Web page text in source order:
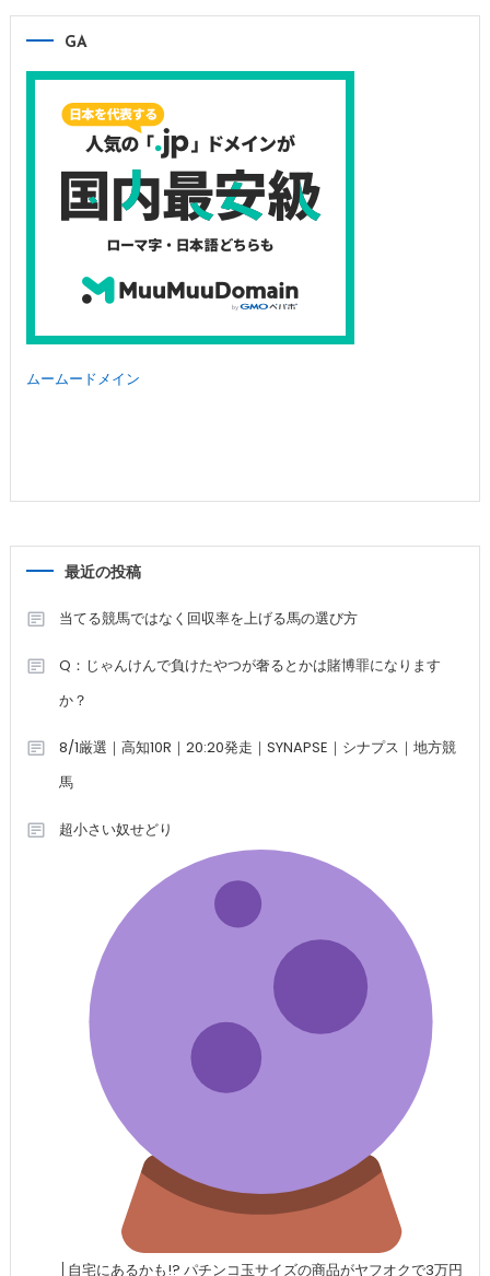
GA
ムームードメイン
最近の投稿
当てる競馬ではなく回収率を上げる馬の選び方
Q：じゃんけんで負けたやつが奢るとかは賭博罪になります
か？
8/1厳選｜高知10R｜20:20発走｜SYNAPSE｜シナプス｜地方競
馬
超小さい奴せどり
│自宅にあるかも!? パチンコ玉サイズの商品がヤフオクで3万円